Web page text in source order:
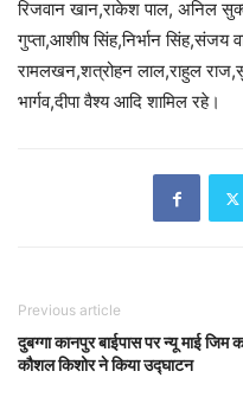
रिजवान खान,राकेश पाल, अनिल
गुप्ता,आशीष सिंह,निर्भान सिंह,संजय
रामलखन,शत्रोहन लाल,राहुल
भार्गव,दीपा वैश्य आदि शामिल रहे।
Previous article
दुबग्गा कानपुर बाईपास पर न्यू माई जिम
कौशल किशोर ने किया उद्घाटन